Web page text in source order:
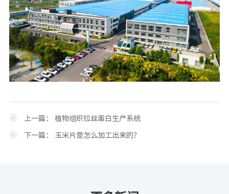
上一篇： 植物组织拉丝蛋白生产系统
下一篇： 玉米片是怎么加工出来的？